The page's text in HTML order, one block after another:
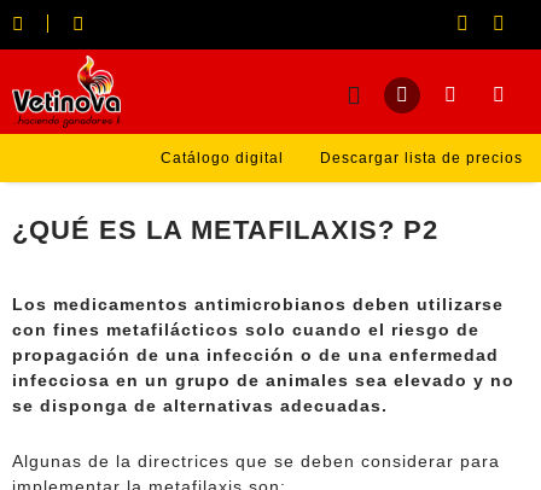
Catálogo digital Descargar lista de precios
¿QUÉ ES LA METAFILAXIS? P2
Los medicamentos antimicrobianos deben utilizarse
con fines metafilácticos solo cuando el riesgo de
propagación de una infección o de una enfermedad
infecciosa en un grupo de animales sea elevado y no
se disponga de alternativas adecuadas.
Algunas de la directrices que se deben considerar para